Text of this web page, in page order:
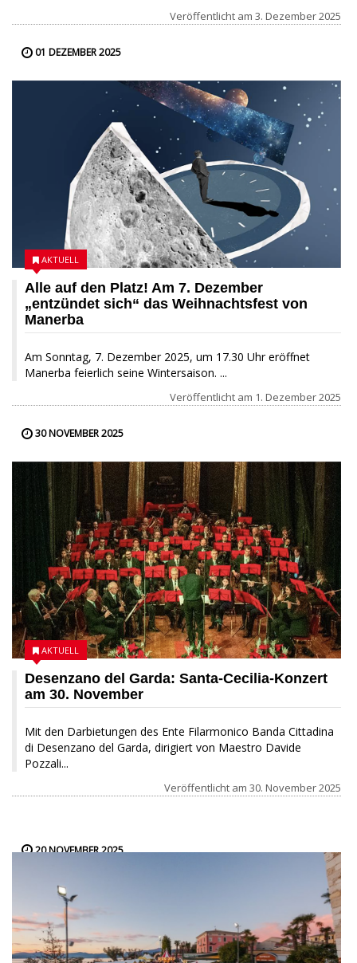
Veröffentlicht am 3. Dezember 2025
01 DEZEMBER 2025
Alle auf den Platz! Am 7. Dezember
„entzündet sich“ das Weihnachtsfest von
Manerba
Am Sonntag, 7. Dezember 2025, um 17.30 Uhr eröffnet
Manerba feierlich seine Wintersaison. ...
AKTUELL
Veröffentlicht am 1. Dezember 2025
30 NOVEMBER 2025
Desenzano del Garda: Santa-Cecilia-Konzert
am 30. November
Mit den Darbietungen des Ente Filarmonico Banda Cittadina
di Desenzano del Garda, dirigiert von Maestro Davide
Pozzali...
AKTUELL
Veröffentlicht am 30. November 2025
20 NOVEMBER 2025